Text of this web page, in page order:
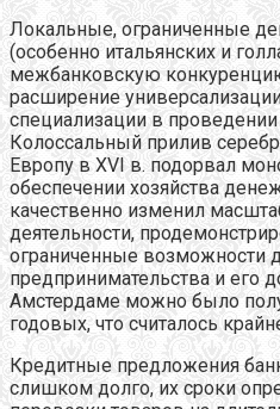
Локальные, ограниченные
(особенно итальянских и
межбанковскую
расширение
специализации в
Колоссальный прилив
Европу в XVI в. подорвал
обеспечении хозяйства
качественно изменил
деятельности,
ограниченные возможности
предпринимательства и его
Амстердаме можно было
годовых, что считалось
Кредитные предложения
слишком долго, их сроки